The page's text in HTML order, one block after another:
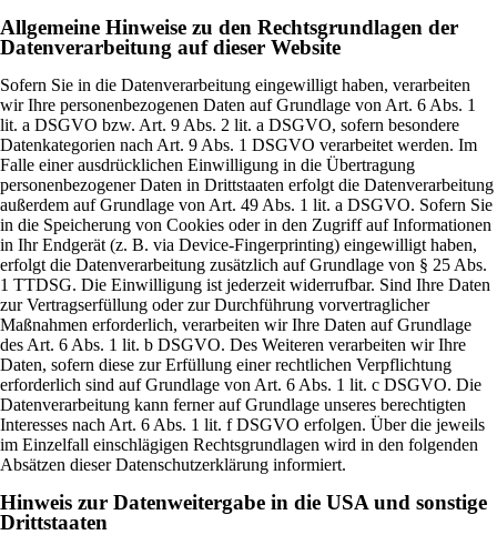
Allgemeine Hinweise zu den Rechtsgrundlagen der
Datenverarbeitung auf dieser Website
Sofern Sie in die Datenverarbeitung eingewilligt haben, verarbeiten
wir Ihre personenbezogenen Daten auf Grundlage von Art. 6 Abs. 1
lit. a DSGVO bzw. Art. 9 Abs. 2 lit. a DSGVO, sofern besondere
Datenkategorien nach Art. 9 Abs. 1 DSGVO verarbeitet werden. Im
Falle einer ausdrücklichen Einwilligung in die Übertragung
personenbezogener Daten in Drittstaaten erfolgt die Datenverarbeitung
außerdem auf Grundlage von Art. 49 Abs. 1 lit. a DSGVO. Sofern Sie
in die Speicherung von Cookies oder in den Zugriff auf Informationen
in Ihr Endgerät (z. B. via Device-Fingerprinting) eingewilligt haben,
erfolgt die Datenverarbeitung zusätzlich auf Grundlage von § 25 Abs.
1 TTDSG. Die Einwilligung ist jederzeit widerrufbar. Sind Ihre Daten
zur Vertragserfüllung oder zur Durchführung vorvertraglicher
Maßnahmen erforderlich, verarbeiten wir Ihre Daten auf Grundlage
des Art. 6 Abs. 1 lit. b DSGVO. Des Weiteren verarbeiten wir Ihre
Daten, sofern diese zur Erfüllung einer rechtlichen Verpflichtung
erforderlich sind auf Grundlage von Art. 6 Abs. 1 lit. c DSGVO. Die
Datenverarbeitung kann ferner auf Grundlage unseres berechtigten
Interesses nach Art. 6 Abs. 1 lit. f DSGVO erfolgen. Über die jeweils
im Einzelfall einschlägigen Rechtsgrundlagen wird in den folgenden
Absätzen dieser Datenschutzerklärung informiert.
Hinweis zur Datenweitergabe in die USA und sonstige
Drittstaaten